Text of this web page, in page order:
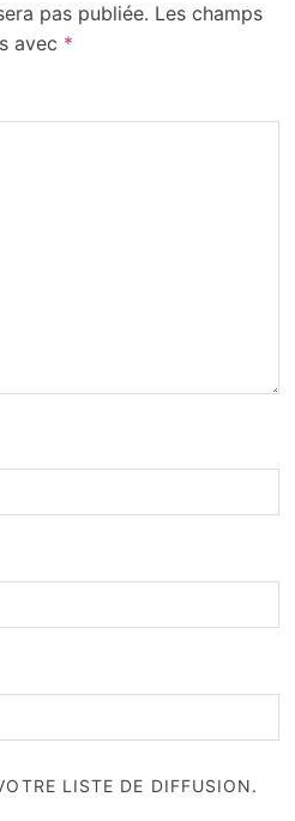
pas publiée. Les champs
avec *
LISTE DE DIFFUSION.